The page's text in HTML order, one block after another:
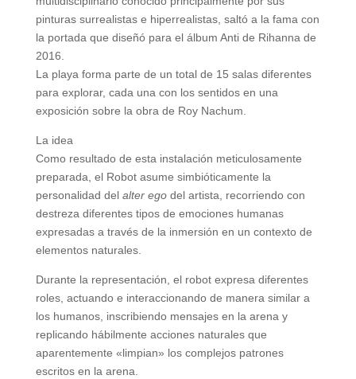
pinturas surrealistas e hiperrealistas, saltó a la fama con
la portada que diseñó para el álbum Anti de Rihanna de
2016.
La playa forma parte de un total de 15 salas diferentes
para explorar, cada una con los sentidos en una
exposición sobre la obra de Roy Nachum.
La idea
Como resultado de esta instalación meticulosamente
preparada, el Robot asume simbióticamente la
personalidad del alter egodel artista, recorriendo con
destreza diferentes tipos de emociones humanas
expresadas a través de la inmersión en un contexto de
elementos naturales.
Durante la representación, el robot expresa diferentes
roles, actuando e interaccionando de manera similar a
los humanos, inscribiendo mensajes en la arena y
replicando hábilmente acciones naturales que
aparentemente «limpian» los complejos patrones
escritos en la arena.